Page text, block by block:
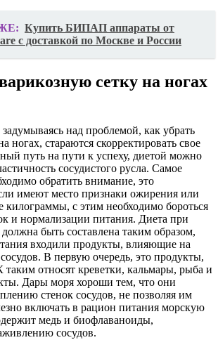
Купить БИПАП аппараты от
с доставкой по Москве и России
сетку на ногах
над проблемой, как убрать
ногах, стараются скорректировать свое
путь на пути к успеху, диетой можно
сосудистого русла. Самое
обратить внимание, это
имеют место признаки ожирения или
килограммы, с этим необходимо бороться
и нормализации питания. Диета при
быть составлена таким образом,
входили продукты, влияющие на
В первую очередь, это продукты,
таким относят креветки, кальмары, рыба и
Дары моря хороши тем, что они
стенок сосудов, не позволяя им
включать в рацион питания морскую
медь и биофлаваноиды,
сосудов.